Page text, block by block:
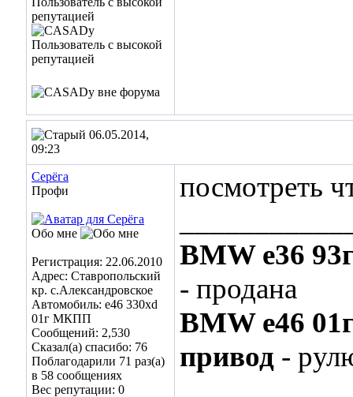
06.05.2014,
09:23
Cepёгa
Профи
Обо мне
Регистрация: 22.06.2010
Адрес: Ставропольский
кр. с.Александровское
Автомобиль: е46 330xd
01г МКПП
Сообщений: 2,530
Сказал(а) спасибо: 76
Поблагодарили 71 раз(а)
в 58 сообщениях
Вес репутации: 0
посмотреть
BMW e36
- продана
BMW e46
привод -